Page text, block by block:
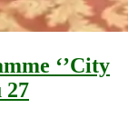
‘’City
27